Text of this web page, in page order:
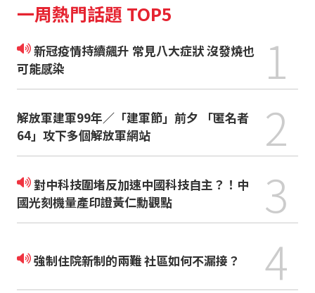
一周熱門話題 TOP5
新冠疫情持續飆升 常見八大症狀 沒發燒也
可能感染
1
解放軍建軍99年／「建軍節」前夕 「匿名者
64」攻下多個解放軍網站
2
對中科技圍堵反加速中國科技自主？！中
國光刻機量產印證黃仁勳觀點
3
強制住院新制的兩難 社區如何不漏接？ 4